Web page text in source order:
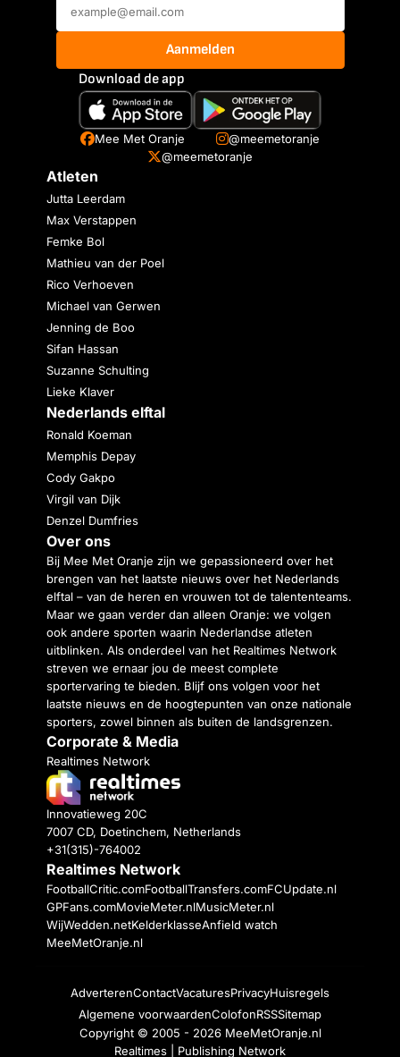
Aanmelden
Download de app
Mee Met Oranje
@meemetoranje
@meemetoranje
Atleten
Jutta Leerdam
Max Verstappen
Femke Bol
Mathieu van der Poel
Rico Verhoeven
Michael van Gerwen
Jenning de Boo
Sifan Hassan
Suzanne Schulting
Lieke Klaver
Nederlands elftal
Ronald Koeman
Memphis Depay
Cody Gakpo
Virgil van Dijk
Denzel Dumfries
Over ons
Bij Mee Met Oranje zijn we gepassioneerd over het
brengen van het laatste nieuws over het Nederlands
elftal – van de heren en vrouwen tot de talententeams.
Maar we gaan verder dan alleen Oranje: we volgen
ook andere sporten waarin Nederlandse atleten
uitblinken. Als onderdeel van het Realtimes Network
streven we ernaar jou de meest complete
sportervaring te bieden. Blijf ons volgen voor het
laatste nieuws en de hoogtepunten van onze nationale
sporters, zowel binnen als buiten de landsgrenzen.
Corporate & Media
Realtimes Network
Innovatieweg 20C
7007 CD, Doetinchem, Netherlands
+31(315)-764002
Realtimes Network
FootballCritic.comFootballTransfers.comFCUpdate.nl
GPFans.comMovieMeter.nlMusicMeter.nl
WijWedden.netKelderklasseAnfield watch
MeeMetOranje.nl
AdverterenContactVacaturesPrivacyHuisregels
Algemene voorwaardenColofonRSSSitemap
Copyright © 2005 - 2026 MeeMetOranje.nl
Realtimes | Publishing Network